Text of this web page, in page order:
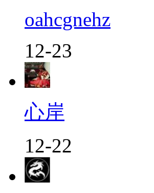
oahcgnehz
12-23
心岸
12-22